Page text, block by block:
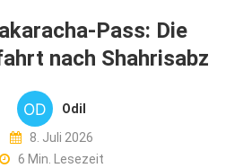
Pass: Die
nach Shahrisabz
Odil
8. Juli 2026
6 Min. Lesezeit